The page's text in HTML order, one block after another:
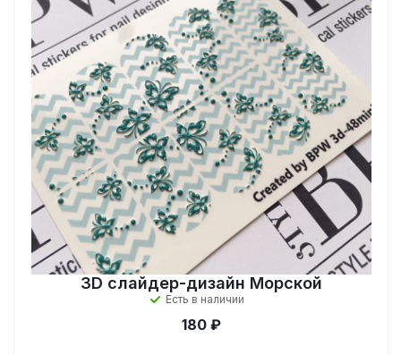
3D cлайдер-дизайн Морской
Есть в наличии
180 ₽